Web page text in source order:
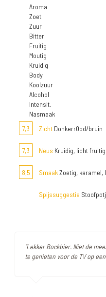
Aroma
Zoet
Zuur
Bitter
Fruitig
Moutig
Kruidig
Body
Koolzuur
Alcohol
Intensit.
Nasmaak
7,3
Zicht Donkerr0od/bruin
7,3 Neus Kruidig, licht fruitig
8,5 SmaakZoetig, karamel,
Spijssuggestie
"Lekker Bockbier. Niet de
te genieten voor de TV op